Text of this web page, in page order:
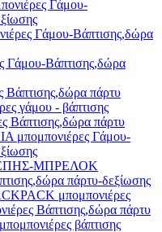
Γάμου-
Γάμου-Βάπτισης,δώρα
Βάπτισης,δώρα
πάρτυ
γάμου - βάπτισης
πάρτυ
Γάμου-
ΜΠΡΕΛΟΚ
πάρτυ-δεξίωσης
μπομπονιέρες
Βάπτισης,δώρα πάρτυ
βάπτισης